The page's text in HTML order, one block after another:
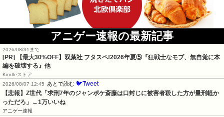
アニゲー速報の最新記事
2026/08/31まで
[PR] 【最大30%OFF】双葉社 フタスペ!2026年夏⑤『狂戦士なモブ、無自覚に本
編を破壊する』他
Kindleストア
2026/08/07 12:45
あとで読む 🐦Tweet
【悲報】Z世代「求刑7年のジャンポケ斎藤は口封じに被害者殺した方が量刑軽か
っただろ」←1万いいね
アニゲー速報